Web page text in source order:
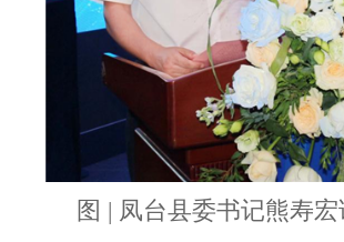
图 | 凤台县委书记熊寿